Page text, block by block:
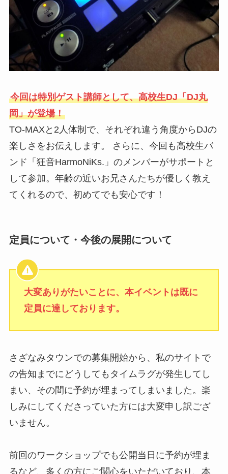
今回は特別ゲスト講師として、高校生DJ「DJ丸
岡」が登場！
TO-MAXと2人体制で、それぞれ違う角度からDJの
楽しさをお伝えします。 さらに、今回も高校生バ
ンド「狂音HarmoNiKs.」のメンバーがサポートと
して参加。年齢の近いお兄さんたちが優しく教え
てくれるので、初めてでも安心です！
定員について・今後の展開について
大変ありがたいことに、本イベントは既に
定員に達しております。
さざなみタウンでの募集開始から、私のサイトで
の告知までにどうしてもタイムラグが発生してし
まい、その間に予約が埋まってしまいました。楽
しみにしてくださっていた方には大変申し訳ござ
いません。
前回のワークショップでも公開当日に予約が埋ま
るなど、多くの方にご関心をいただいており、本